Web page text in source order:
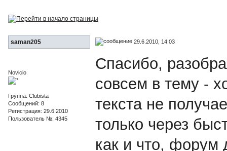
saman205 29.6.2010, 14:03
Novicio
Группа: Clubista
Сообщений: 8
Регистрация: 29.6.2010
Пользователь №: 4345
Спасибо,
совсем в тему -
текста не
только через
как и что, форум